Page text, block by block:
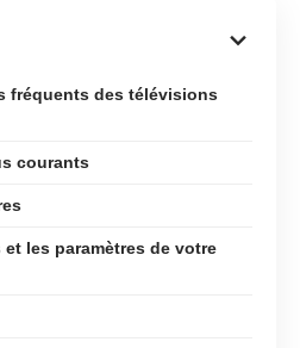
fréquents des télévisions
courants
les paramètres de votre